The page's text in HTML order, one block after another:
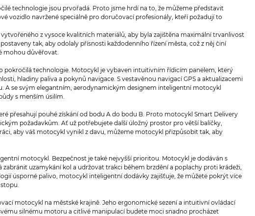
technologie jsou prvořadá. Proto jsme hrdí na to, že můžeme představit
vozidlo navržené speciálně pro doručovací profesionály, kteří požadují to
z vysoce kvalitních materiálů, aby byla zajištěna maximální trvanlivost
tak, aby odolaly přísnosti každodenního řízení města, což z něj činí
mohou důvěřovat.
technologie. Motocykl je vybaven intuitivním řídicím panelem, který
hladiny paliva a pokynů navigace. S vestavěnou navigací GPS a aktualizacemi
A se svým elegantním, aerodynamickým designem inteligentní motocykl
s menším úsilím.
přesahují pouhé získání od bodu A do bodu B. Proto motocykl Smart Delivery
požadavkům. Ať už potřebujete další úložný prostor pro větší balíčky,
aby váš motocykl vynikl z davu, můžeme motocykl přizpůsobit tak, aby
motocykl. Bezpečnost je také nejvyšší prioritou. Motocykl je dodáván s
uzamykání kol a udržovat trakci během brzdění a poplachy proti krádeži,
úsporné palivo, motocykl inteligentní dodávky zajišťuje, že můžete pokrýt více
motocykl na městské krajině. Jeho ergonomické sezení a intuitivní ovládací
silnému motoru a citlivé manipulací budete moci snadno procházet